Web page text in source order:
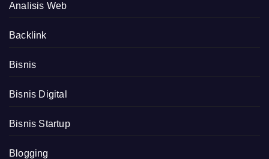
Analisis Web
Backlink
Bisnis
Bisnis Digital
Bisnis Startup
Blogging